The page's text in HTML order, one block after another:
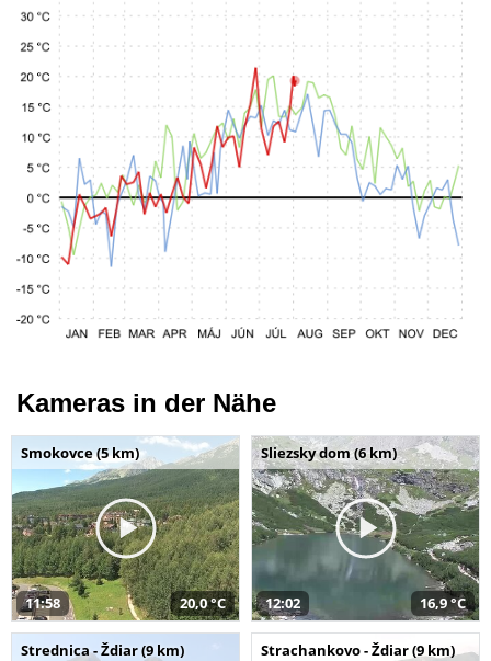
Kameras in der Nähe
Smokovce (5 km)
11:58 20,0 °C
Sliezsky dom (6 km)
12:02 16,9 °C
Strednica - Ždiar (9 km) Strachankovo - Ždiar (9 km)